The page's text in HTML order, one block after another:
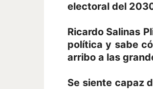
electoral del
Ricardo Salinas
política y sabe
arribo a las
Se siente capaz